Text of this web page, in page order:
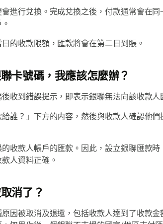
進行兌換。完成兌換之後，付款通常會在同
的收款限額，匯款將會在第二日到賬。
卡號碼，我應該怎麼辦？
收到錯誤提示，即表示銀聯無法向該收款人
誰？」下方的内容，然後與收款人確認他們
收款人帳戶的匯款。因此，設立銀聯匯款時
人資料正確。
消了？
因被取消及退還，包括收款人達到了收款金